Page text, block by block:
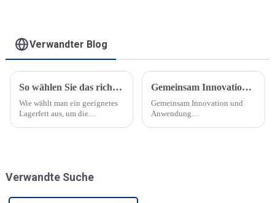
Verwandter Blog
So wählen Sie das richtige Lagerfett zur Verbesserung der Schmierwirkung
Wie wählt man ein geeignetes
Lagerfett aus, um die
und die Lebensdauer der Teile
verlängern.
Gemeinsam Innovation und Anwendung landwirtschaftlicher Schmierlösungen vorantreiben​
Gemeinsam Innovation und
Anwendung
Verwandte Suche